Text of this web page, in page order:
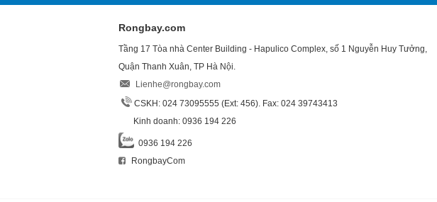
Rongbay.com
Tầng 17 Tòa nhà Center Building - Hapulico Complex, số 1 Nguyễn Huy Tưởng,
Quận Thanh Xuân, TP Hà Nội.
Lienhe@rongbay.com
CSKH: 024 73095555 (Ext: 456). Fax: 024 39743413
Kinh doanh: 0936 194 226
0936 194 226
RongbayCom